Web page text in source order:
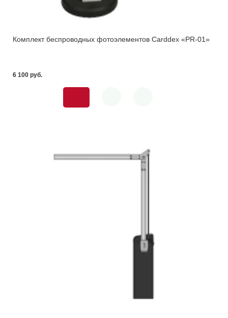
Комплект беспроводных фотоэлементов Carddex «PR-01»
6 100 pуб.